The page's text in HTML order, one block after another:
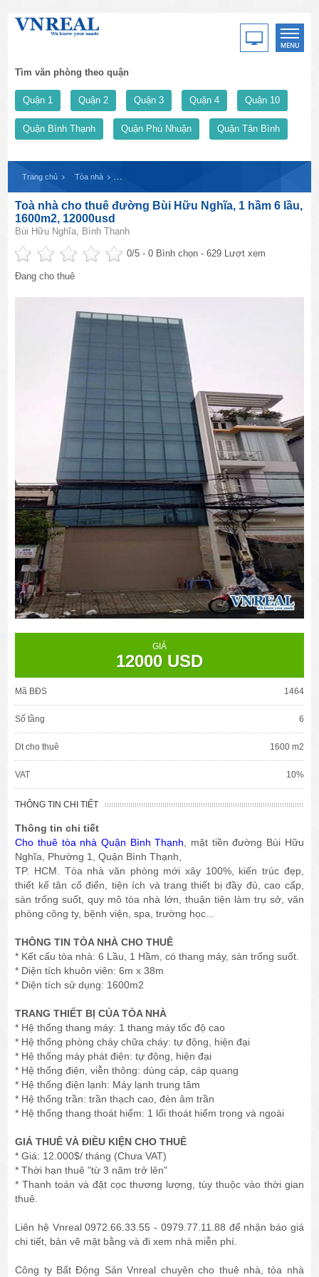
Tìm văn phòng theo quận
Quận 1 Quận 2 Quận 3 Quận 4 Quận 10
Quận Bình Thạnh Quận Phú Nhuận Quận Tân Bình
Trang chủ Tòa nhà
Toà nhà cho thuê đường Bùi Hữu Nghĩa, 1 hầm 6 lầu,
1600m2, 12000usd
Bùi Hữu Nghĩa, Bình Thạnh
0/5 -0 Bình chọn - 629 Lượt xem
Đang cho thuê
GIÁ
12000 USD
Mã BĐS 1464
Số tầng 6
Dt cho thuê 1600 m2
VAT 10%
THÔNG TIN CHI TIẾT
Thông tin chi tiết
Cho thuê tòa nhà Quận Bình Thạnh, mặt tiền đường Bùi Hữu
Nghĩa, Phường 1, Quận Bình Thạnh,
TP. HCM. Tòa nhà văn phòng mới xây 100%, kiến trúc đẹp,
thiết kế tân cổ điển, tiện ích và trang thiết bị đầy đủ, cao cấp,
sàn trống suốt, quy mô tòa nhà lớn, thuận tiện làm trụ sở, văn
phòng công ty, bệnh viện, spa, trường học...
THÔNG TIN TÒA NHÀ CHO THUÊ
* Kết cấu tòa nhà: 6 Lầu, 1 Hầm, có thang máy, sàn trống suốt.
* Diện tích khuôn viên: 6m x 38m
* Diện tích sử dụng: 1600m2
TRANG THIẾT BỊ CỦA TÒA NHÀ
* Hệ thống thang máy: 1 thang máy tốc độ cao
* Hệ thống phòng cháy chữa cháy: tự động, hiện đại
* Hệ thống máy phát điện: tự động, hiện đại
* Hệ thống điện, viễn thông: dùng cáp, cáp quang
* Hệ thống điện lạnh: Máy lạnh trung tâm
* Hệ thống trần: trần thạch cao, đèn âm trần
* Hệ thống thang thoát hiểm: 1 lối thoát hiểm trong và ngoài
GIÁ THUÊ VÀ ĐIỀU KIỆN CHO THUÊ
* Giá: 12.000$/ tháng (Chưa VAT)
* Thời hạn thuê "từ 3 năm trở lên"
* Thanh toán và đặt cọc thương lượng, tùy thuộc vào thời gian
thuê.
Liên hệ Vnreal 0972.66.33.55 - 0979.77.11.88 để nhận báo giá
chi tiết, bản vẽ mặt bằng và đi xem nhà miễn phí.
Công ty Bất Động Sản Vnreal chuyên cho thuê nhà, tòa nhà